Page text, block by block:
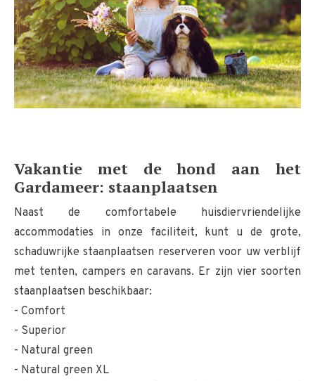
Vakantie met de hond aan het
Gardameer: ​​staanplaatsen
Naast de comfortabele huisdiervriendelijke
accommodaties in onze faciliteit, kunt u de grote,
schaduwrijke staanplaatsen reserveren voor uw verblijf
met tenten, campers en caravans. Er zijn vier soorten
staanplaatsen beschikbaar:
- Comfort
- Superior
- Natural green
- Natural green XL